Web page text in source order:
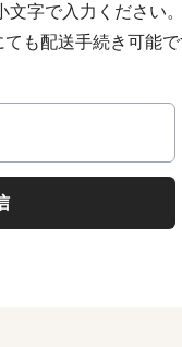
字で入力ください。
も配送手続き可能